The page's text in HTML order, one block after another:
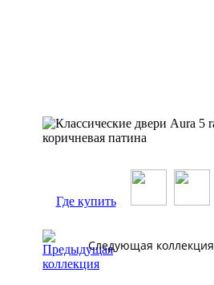
Где купить
Следующая коллекция